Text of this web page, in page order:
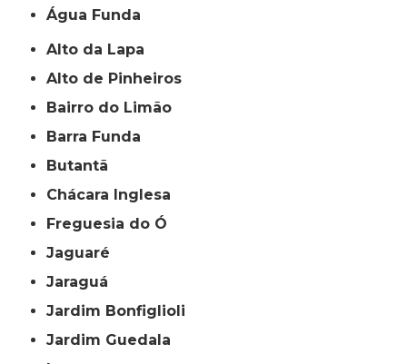
Água Funda
Alto da Lapa
Alto de Pinheiros
Bairro do Limão
Barra Funda
Butantã
Chácara Inglesa
Freguesia do Ó
Jaguaré
Jaraguá
Jardim Bonfiglioli
Jardim Guedala